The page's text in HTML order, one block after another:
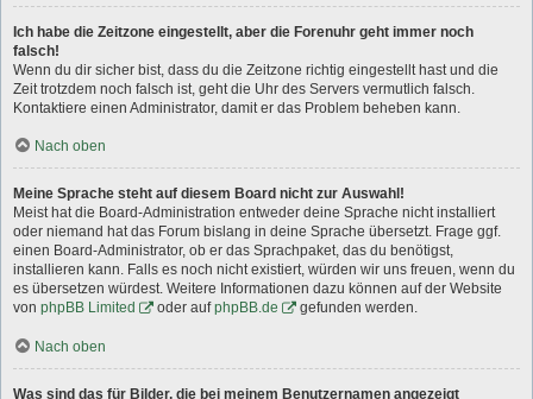
Ich habe die Zeitzone eingestellt, aber die Forenuhr geht immer noch
falsch!
Wenn du dir sicher bist, dass du die Zeitzone richtig eingestellt hast und die
Zeit trotzdem noch falsch ist, geht die Uhr des Servers vermutlich falsch.
Kontaktiere einen Administrator, damit er das Problem beheben kann.
Nach oben
Meine Sprache steht auf diesem Board nicht zur Auswahl!
Meist hat die Board-Administration entweder deine Sprache nicht installiert
oder niemand hat das Forum bislang in deine Sprache übersetzt. Frage ggf.
einen Board-Administrator, ob er das Sprachpaket, das du benötigst,
installieren kann. Falls es noch nicht existiert, würden wir uns freuen, wenn du
es übersetzen würdest. Weitere Informationen dazu können auf der Website
von phpBB Limited oder aufphpBB.de gefunden werden.
Nach oben
Was sind das für Bilder, die bei meinem Benutzernamen angezeigt